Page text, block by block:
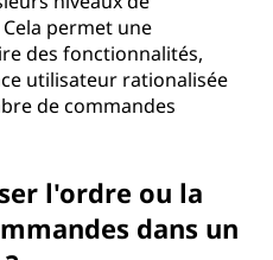
permet une
des fonctionnalités,
utilisateur rationalisée
de commandes
l'ordre ou la
dans un